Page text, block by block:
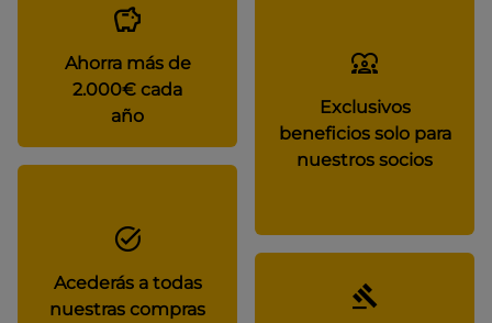
Ahorra más de
2.000€ cada
año
Exclusivos
beneficios solo para
nuestros socios
Acederás a todas
nuestras compras